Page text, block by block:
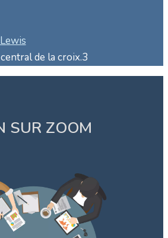
de la croix.3
SUR ZOOM